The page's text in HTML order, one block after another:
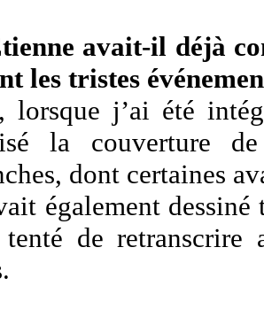
avait-il déjà
les tristes
lorsque j’ai été
la couverture
dont certaines
également
tenté de retranscrire